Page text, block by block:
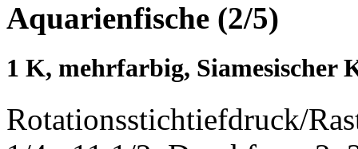
Aquarienfische (2/5)
1 K, mehrfarbig, Siamesischer
Rotationsstichtiefdruck/